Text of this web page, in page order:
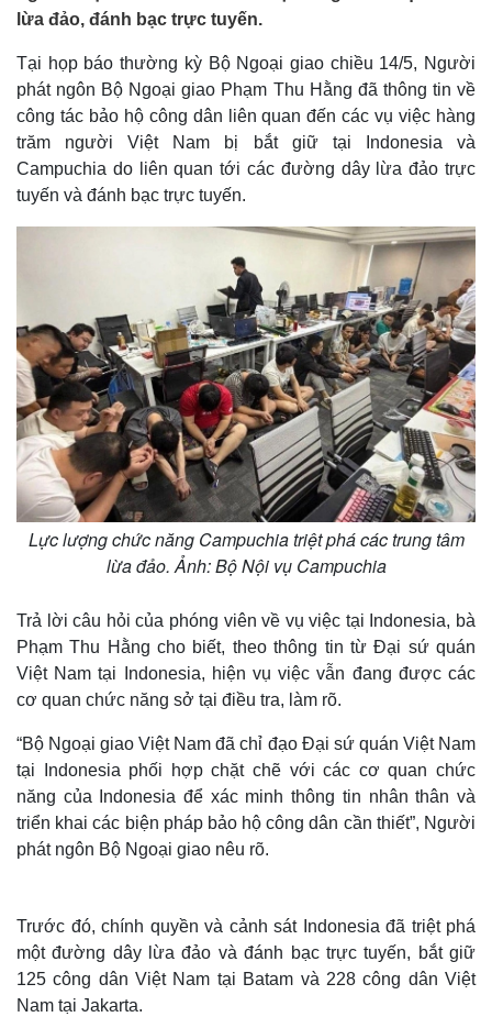
Thế giới
Quan sát
Cuộc sống đó đây
Hồ sơ
Multimedia
Video
E-Magazine
lừa đảo, đánh bạc trực tuyến.
Tại họp báo thường kỳ Bộ Ngoại giao chiều 14/5, Người
phát ngôn Bộ Ngoại giao Phạm Thu Hằng đã thông tin về
công tác bảo hộ công dân liên quan đến các vụ việc hàng
trăm người Việt Nam bị bắt giữ tại Indonesia và
Campuchia do liên quan tới các đường dây lừa đảo trực
tuyến và đánh bạc trực tuyến.
Lực lượng chức năng Campuchia triệt phá các trung tâm
lừa đảo. Ảnh: Bộ Nội vụ Campuchia
Trả lời câu hỏi của phóng viên về vụ việc tại Indonesia, bà
Phạm Thu Hằng cho biết, theo thông tin từ Đại sứ quán
Việt Nam tại Indonesia, hiện vụ việc vẫn đang được các
cơ quan chức năng sở tại điều tra, làm rõ.
“Bộ Ngoại giao Việt Nam đã chỉ đạo Đại sứ quán Việt Nam
tại Indonesia phối hợp chặt chẽ với các cơ quan chức
năng của Indonesia để xác minh thông tin nhân thân và
triển khai các biện pháp bảo hộ công dân cần thiết”, Người
phát ngôn Bộ Ngoại giao nêu rõ.
Trước đó, chính quyền và cảnh sát Indonesia đã triệt phá
một đường dây lừa đảo và đánh bạc trực tuyến, bắt giữ
125 công dân Việt Nam tại Batam và 228 công dân Việt
Nam tại Jakarta.